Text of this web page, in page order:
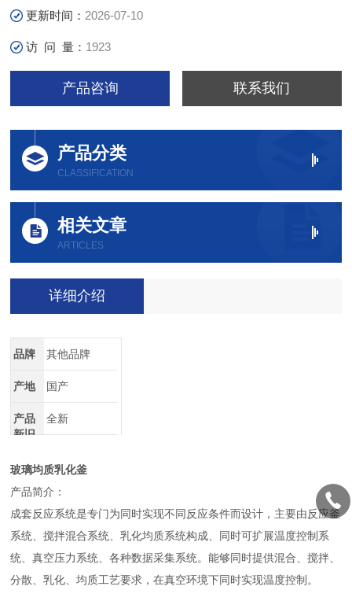
更新时间： 2026-07-10
访 问 量： 1923
产品咨询 联系我们
产品分类
CLASSIFICATION
相关文章
ARTICLES
详细介绍
品牌 其他品牌
产地 国产
产品
新旧
全新
玻璃均质乳化釜
产品简介：
成套反应系统是专门为同时实现不同反应条件而设计，主要由反应釜
系统、搅拌混合系统、乳化均质系统构成、同时可扩展温度控制系
统、真空压力系统、各种数据采集系统。能够同时提供混合、搅拌、
分散、乳化、均质工艺要求，在真空环境下同时实现温度控制。